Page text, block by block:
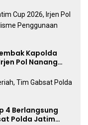
Kapolda
Pol Nanang
Api
4 Berlangsung
Polda Jatim